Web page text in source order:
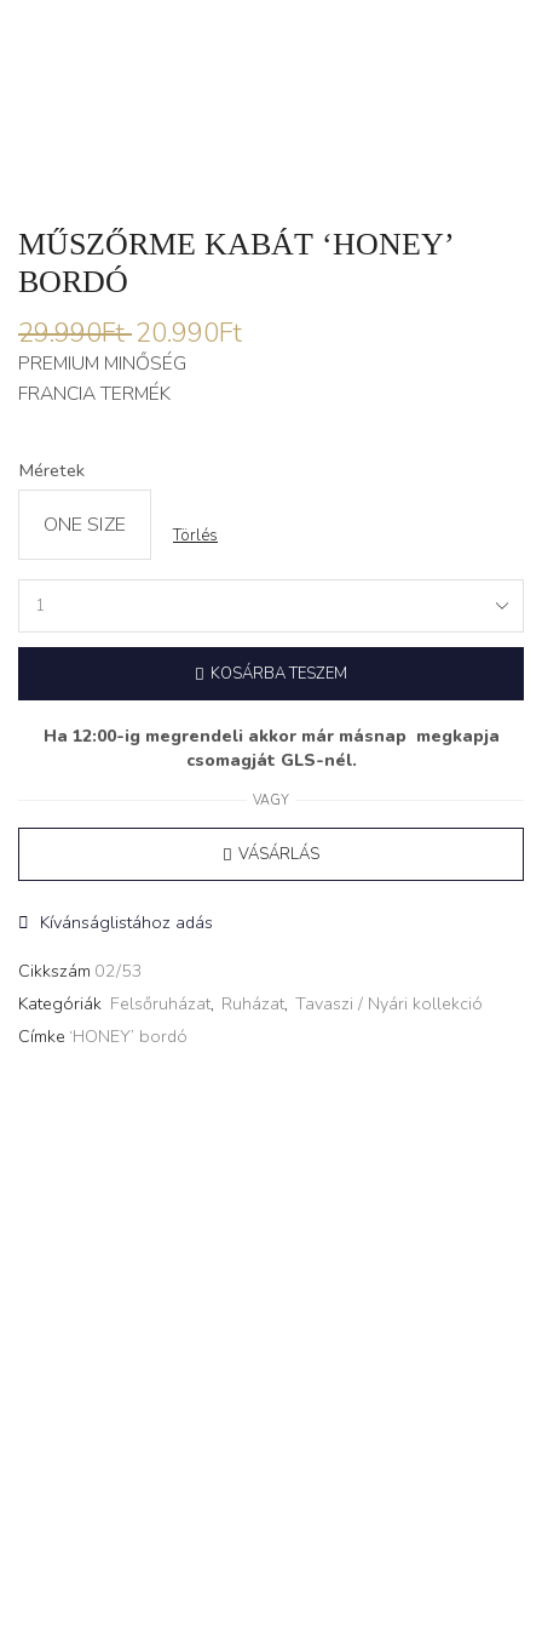
MŰSZŐRME KABÁT ‘HONEY’
BORDÓ
29.990Ft 20.990Ft
PREMIUM MINŐSÉG
FRANCIA TERMÉK
Méretek
ONE SIZE Törlés
Kabát
bordó
quantity
KOSÁRBA TESZEM
Ha 12:00-ig megrendeli akkor már másnap megkapja
csomagját GLS-nél.
VAGY
VÁSÁRLÁS
Kívánságlistához adás
Cikkszám 02/53
Kategóriák Felsőruházat, Ruházat, Tavaszi / Nyári kollekció
Címke ‘HONEY’ bordó